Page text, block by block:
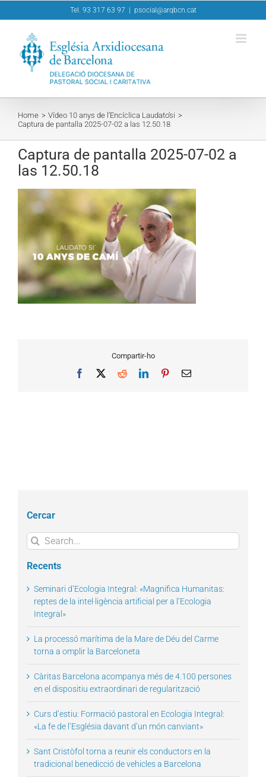
to
Tel. 93 317 63 97 psocial@arqbcn.cat
Home
Vídeo 10 anys de l’Encíclica Laudato’si
Captura de pantalla 2025-07-02 a las 12.50.18
Captura de pantalla 2025-07-02 a
las 12.50.18
Compartir-ho
Facebook RedditLinkedInPinterestEmail
Cercar
Search
for:
Recents
Seminari d’Ecologia Integral: «Magnifica Humanitas:
reptes de la intel·ligència artificial per a l’Ecologia
Integral»
La processó marítima de la Mare de Déu del Carme
torna a omplir la Barceloneta
Càritas Barcelona acompanya més de 4.100 persones
en el dispositiu extraordinari de regularització
Curs d’estiu: Formació pastoral en Ecologia Integral:
«La fe de l’Església davant d’un món canviant»
Sant Cristòfol torna a reunir els conductors en la
tradicional benedicció de vehicles a Barcelona